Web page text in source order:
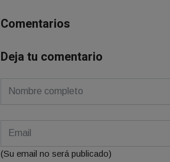
Comentarios
Deja tu comentario
(Su email no será publicado)